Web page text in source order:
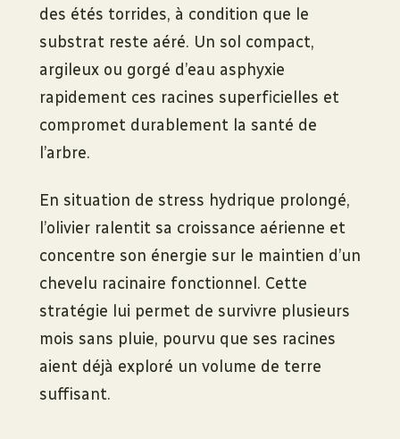
des étés torrides, à condition que le
substrat reste aéré. Un sol compact,
argileux ou gorgé d’eau asphyxie
rapidement ces racines superficielles et
compromet durablement la santé de
l’arbre.
En situation de stress hydrique prolongé,
l’olivier ralentit sa croissance aérienne et
concentre son énergie sur le maintien d’un
chevelu racinaire fonctionnel. Cette
stratégie lui permet de survivre plusieurs
mois sans pluie, pourvu que ses racines
aient déjà exploré un volume de terre
suffisant.